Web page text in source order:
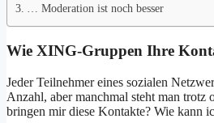
… Moderation ist noch besser
Wie XING-Gruppen Ihre
Jeder Teilnehmer eines sozialen
Anzahl, aber manchmal steht man
bringen mir diese Kontakte? Wie kann